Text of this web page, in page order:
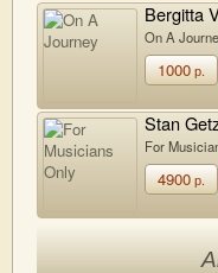
Bergitta
On A
1000р.
Stan
For
4900р.